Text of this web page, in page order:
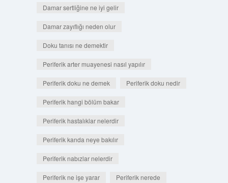
Damar sertliğine ne iyi gelir
Damar zayıflığı neden olur
Doku tanısı ne demektir
Periferik arter muayenesi nasıl yapılır
Periferik doku ne demek Periferik doku nedir
Periferik hangi bölüm bakar
Periferik hastalıklar nelerdir
Periferik kanda neye bakılır
Periferik nabızlar nelerdir
Periferik ne işe yarar Periferik nerede